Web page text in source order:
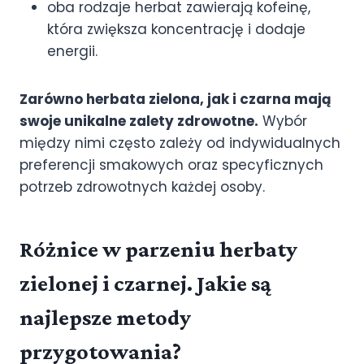
oba rodzaje herbat zawierają kofeinę,
która zwiększa koncentrację i dodaje
energii.
Zarówno herbata zielona, jak i czarna mają
swoje unikalne zalety zdrowotne. Wybór
między nimi często zależy od indywidualnych
preferencji smakowych oraz specyficznych
potrzeb zdrowotnych każdej osoby.
Różnice w parzeniu herbaty
zielonej i czarnej. Jakie są
najlepsze metody
przygotowania?